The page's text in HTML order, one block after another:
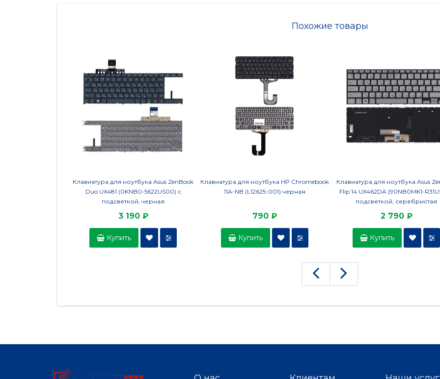
Похожие товары
Клавиатура для ноутбука Asus ZenBook
Duo UX481 (0KNB0-5622US00) с
подсветкой, черная
3 190 ₽
Купить
Клавиатура для ноутбука HP Chromebook
11A-NB (L12625-001) черная
790 ₽
Купить
Клавиатура для ноутбука Asus
Flip 14 UX462DA (90NB0MK1-
подсветкой, серебристая
2 790 ₽
Купить